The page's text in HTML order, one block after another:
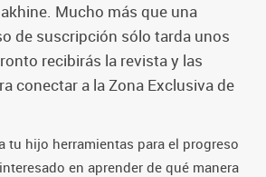
Mucho más que una
de suscripción sólo tarda unos
recibirás la revista y las
conectar a la Zona Exclusiva de
tu hijo herramientas para el progreso
en aprender de qué manera